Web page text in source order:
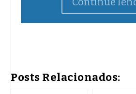
Posts Relacionados: